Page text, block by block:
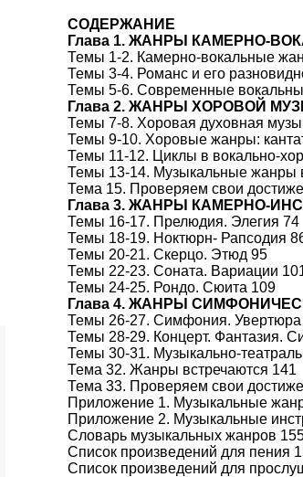
СОДЕРЖАНИЕ
Глава 1. ЖАНРЫ КАМЕРНО-
Темы 1-2. Камерно-вокальные
Темы 3-4. Романс и его
Темы 5-6. Современные
Глава 2. ЖАНРЫ ХОРОВОЙ
Темы 7-8. Хоровая духовная
Темы 9-10. Хоровые жанры:
Темы 11-12. Циклы в вокально-
Темы 13-14. Музыкальные жанры
Тема 15. Проверяем свои
Глава 3. ЖАНРЫ КАМЕРНО-
Темы 16-17. Прелюдия. Элегия 74
Темы 18-19. Ноктюрн- Рапсодия
Темы 20-21. Скерцо. Этюд 95
Темы 22-23. Соната. Вариации
Темы 24-25. Рондо. Сюита 109
Глава 4. ЖАНРЫ
Темы 26-27. Симфония. Увертюра
Темы 28-29. Концерт. Фантазия.
Темы 30-31. Музыкально-
Тема 32. Жанры встречаются 141
Тема 33. Проверяем свои
Приложение 1. Музыкальные
Приложение 2. Музыкальные
Словарь музыкальных жанров
Список произведений для пения
Список произведений для